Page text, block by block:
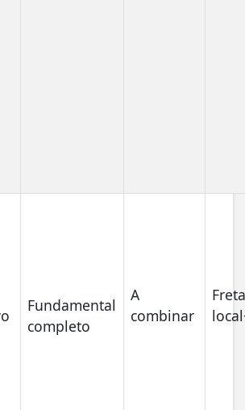
Fundamental
completo
A
combinar